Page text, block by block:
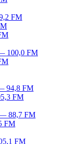
FM
100,0 FM
94,8 FM
FM
88,7 FM
FM
FM